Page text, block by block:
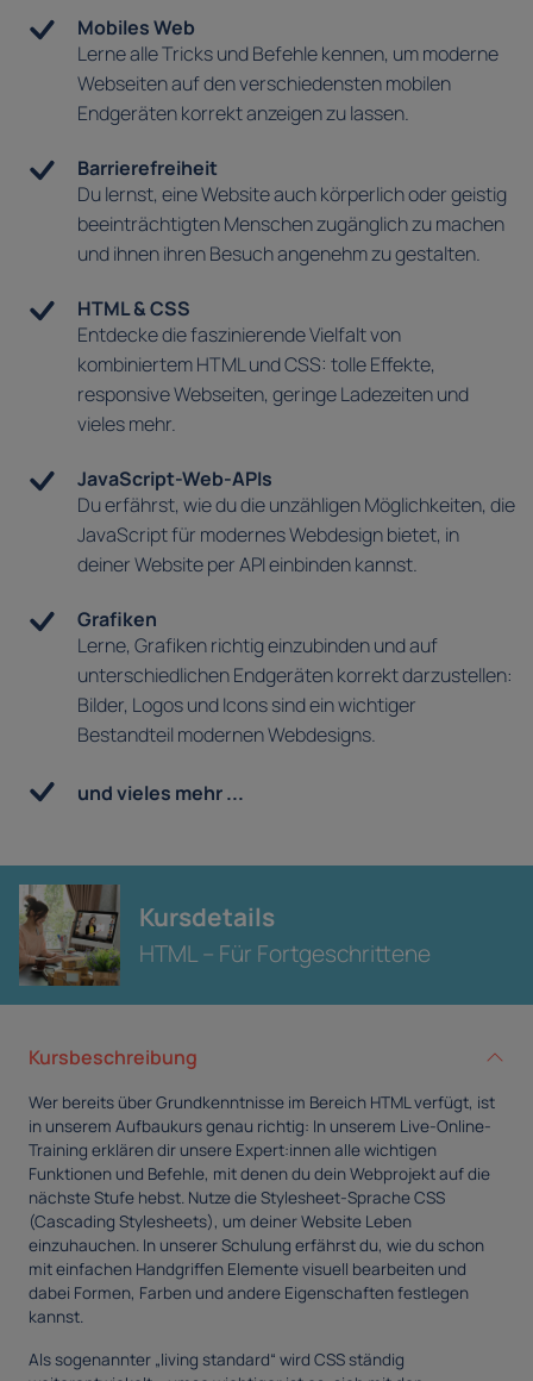
Mobiles Web
Lerne alle Tricks und Befehle kennen, um moderne
Webseiten auf den verschiedensten mobilen
Endgeräten korrekt anzeigen zu lassen.
Barrierefreiheit
Du lernst, eine Website auch körperlich oder geistig
beeinträchtigten Menschen zugänglich zu machen
und ihnen ihren Besuch angenehm zu gestalten.
HTML & CSS
Entdecke die faszinierende Vielfalt von
kombiniertem HTML und CSS: tolle Effekte,
responsive Webseiten, geringe Ladezeiten und
vieles mehr.
JavaScript-Web-APIs
Du erfährst, wie du die unzähligen Möglichkeiten, die
JavaScript für modernes Webdesign bietet, in
deiner Website per API einbinden kannst.
Grafiken
Lerne, Grafiken richtig einzubinden und auf
unterschiedlichen Endgeräten korrekt darzustellen:
Bilder, Logos und Icons sind ein wichtiger
Bestandteil modernen Webdesigns.
und vieles mehr ...
Kursdetails
HTML – Für Fortgeschrittene
Kursbeschreibung
Wer bereits über Grundkenntnisse im Bereich HTML verfügt, ist
in unserem Aufbaukurs genau richtig: In unserem Live-Online-
Training erklären dir unsere Expert:innen alle wichtigen
Funktionen und Befehle, mit denen du dein Webprojekt auf die
nächste Stufe hebst. Nutze die Stylesheet-Sprache CSS
(Cascading Stylesheets), um deiner Website Leben
einzuhauchen. In unserer Schulung erfährst du, wie du schon
mit einfachen Handgriffen Elemente visuell bearbeiten und
dabei Formen, Farben und andere Eigenschaften festlegen
kannst.
Als sogenannter „living standard“ wird CSS ständig